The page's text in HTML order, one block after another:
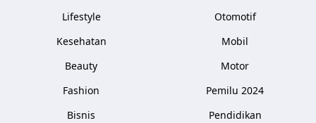
Lifestyle
Kesehatan
Beauty
Fashion
Bisnis
Otomotif
Mobil
Motor
Pemilu 2024
Pendidikan